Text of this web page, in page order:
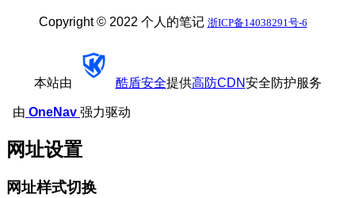
Copyright © 2022 个人的笔记 浙ICP备14038291号-6
本站由 酷盾安全提供高防CDN安全防护服务
由 OneNav 强力驱动
网址设置
网址样式切换